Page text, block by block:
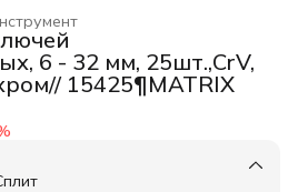
6 - 32 мм, 25шт.,CrV,
15425¶MATRIX